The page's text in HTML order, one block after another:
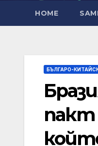
HOME
БЪЛГАРО-
пакт